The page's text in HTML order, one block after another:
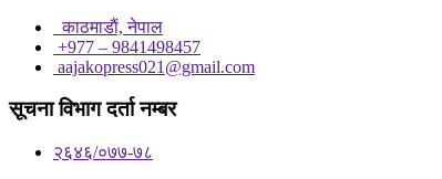
काठमाडाैं, नेपाल
+977 – 9841498457
aajakopress021@gmail.com
सूचना विभाग दर्ता नम्बर
२६४६/०७७-७८